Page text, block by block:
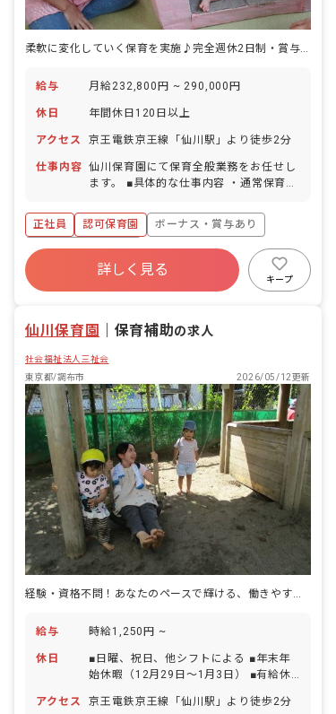
柔軟に変化していく保育を実施♪完全週休2日制・賞与4.2カ月分実績
給与 月給232,800円 ~ 290,000円
休日 年間休日120日以上
アクセス 京王電鉄京王線「仙川駅」より徒歩2分
仕事内容 仙川保育園にて保育全般業務をお任せし
ます。 ■具体的な仕事内容 ・通常保育業
・保護者との面談 ・保育に関する企画・
立案など
正社員 認可保育園
ボーナス・賞与あり
年間休日120日以上
寮・住宅・家賃補助あり
社会保険完備
昇給昇進あり
詳しく見る
キープ
仙川保育園 保育補助の求人
社会福祉法人三祉会
東京都/調布市
2026/05/12更新
給与 時給1,250円 ~
休日
■日曜、祝日、他シフトによる ■年末年
始休暇（12月29日～1月3日） ■有給休
あり
アクセス 京王電鉄京王線「仙川駅」より徒歩2分